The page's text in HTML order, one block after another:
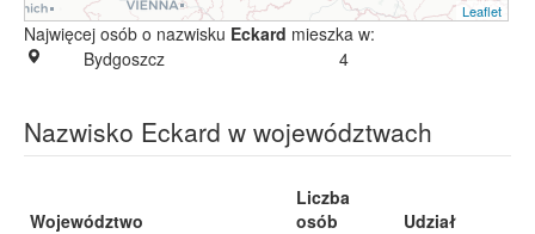
Leaflet
Najwięcej osób o nazwisku Eckard mieszka w:
Bydgoszcz
4
Nazwisko Eckard w województwach
Województwo
Liczba
osób
Udział